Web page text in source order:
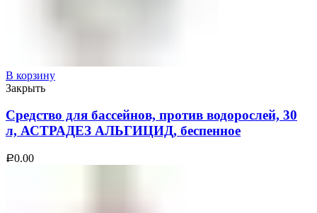
В корзину
Закрыть
Средство для бассейнов, против водорослей, 30
л, АСТРАДЕЗ АЛЬГИЦИД, беспенное
Р0.00